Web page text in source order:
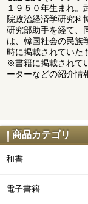
１９５０年生まれ。
院政治経済学研究科
研究部助手を経て、
は、韓国社会の民族
時に掲載されていた
※書籍に掲載されて
ーターなどの紹介情
商品カテゴリ
和書
電子書籍